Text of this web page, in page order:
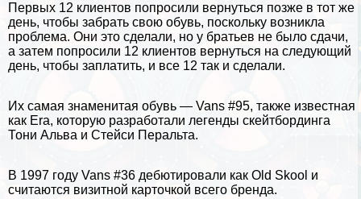
Первых 12 клиентов попросили вернуться позже в тот же
день, чтобы забрать свою обувь, поскольку возникла
проблема. Они это сделали, но у братьев не было сдачи,
а затем попросили 12 клиентов вернуться на следующий
день, чтобы заплатить, и все 12 так и сделали.
Их самая знаменитая обувь — Vans #95, также известная
как Era, которую разработали легенды скейтбординга
Тони Альва и Стейси Перальта.
В 1997 году Vans #36 дебютировали как Old Skool и
считаются визитной карточкой всего бренда.